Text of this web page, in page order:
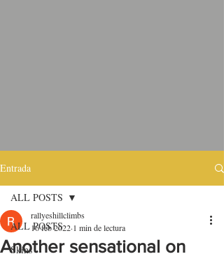
Entrada
ALL POSTS
Skins
ALL POSTS
Another sensational on
rallyeshillclimbs
16 feb 2022 1 min de lectura